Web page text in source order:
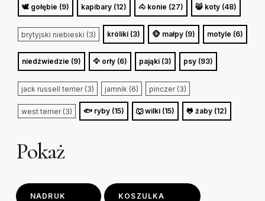
🕊️ gołębie (9) kapibary (12) 🐴 konie (27) 😸 koty (48)
brytyjski niebieski (3) króliki (3) 🐵 małpy (9) motyle (6)
niedźwiedzie (9) 🦅 orły (6) pająki (3) psy (93)
jack russell terrier (3) jamnik (6) pinczer (3)
west terrier (3) 🐟 ryby (15) 🐺 wilki (15) 🐸 żaby (12)
Pokaż
NADRUK KOSZULKA